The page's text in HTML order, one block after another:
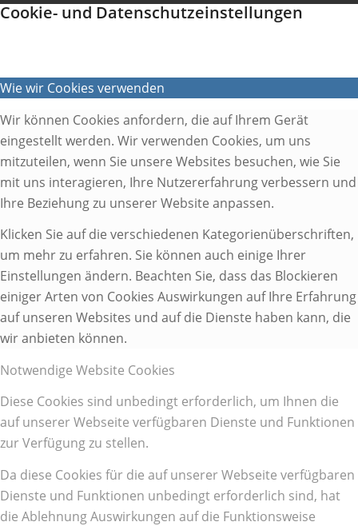
Cookie- und Datenschutzeinstellungen
Wie wir Cookies verwenden
Wir können Cookies anfordern, die auf Ihrem Gerät
eingestellt werden. Wir verwenden Cookies, um uns
mitzuteilen, wenn Sie unsere Websites besuchen, wie Sie
mit uns interagieren, Ihre Nutzererfahrung verbessern und
Ihre Beziehung zu unserer Website anpassen.
Klicken Sie auf die verschiedenen Kategorienüberschriften,
um mehr zu erfahren. Sie können auch einige Ihrer
Einstellungen ändern. Beachten Sie, dass das Blockieren
einiger Arten von Cookies Auswirkungen auf Ihre Erfahrung
auf unseren Websites und auf die Dienste haben kann, die
wir anbieten können.
Notwendige Website Cookies
Diese Cookies sind unbedingt erforderlich, um Ihnen die
auf unserer Webseite verfügbaren Dienste und Funktionen
zur Verfügung zu stellen.
Da diese Cookies für die auf unserer Webseite verfügbaren
Dienste und Funktionen unbedingt erforderlich sind, hat
die Ablehnung Auswirkungen auf die Funktionsweise